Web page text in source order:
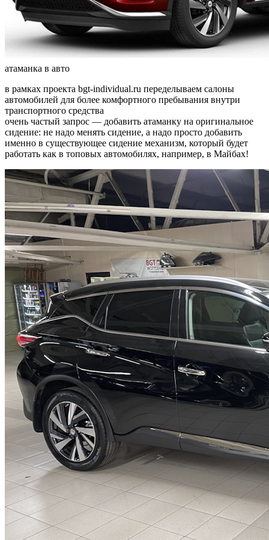
атаманка в авто
в рамках проекта bgt-individual.ru переделываем салоны
автомобилей для более комфортного пребывания внутри
транспортного средства
очень частый запрос — добавить атаманку на оригинальное
сидение: не надо менять сидение, а надо просто добавить
именно в существующее сидение механизм, который будет
работать как в топовых автомобилях, например, в Майбах!